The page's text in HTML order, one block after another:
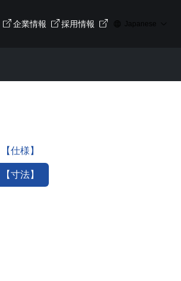
企業情報 採用情報 Japanese
【仕様】
【寸法】